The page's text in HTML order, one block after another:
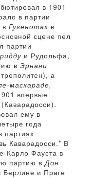
в 1901
в партии
в Гугенотах в
сцене пел
партии
и Рудольфа,
в Эрнани
а
маскараде,
впервые
ему в
года
партиях
Каварадосси.* В
Карло Фауста в
партию вДон
Берлине и Праге